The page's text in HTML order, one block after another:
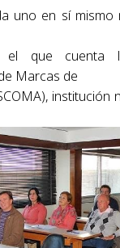
uno en sí mismo
el que cuenta
Marcas de
institución